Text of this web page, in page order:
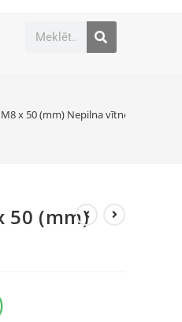
x 50 (mm) Nepilna vītne
50 (mm)